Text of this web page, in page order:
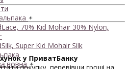
+
70% Kid Mohair 30% Nylon,
Super Kid Mohair Silk
вовна+
у ПриватБанку